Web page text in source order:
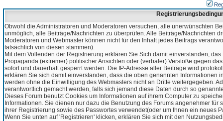
Obwohl die Administratoren und Moderatoren versuchen, alle unerwünschten
unmöglich, alle Beiträge/Nachrichten zu überprüfen. Alle Beiträge/Nachrichten
Moderatoren und Webmaster können nicht für den Inhalt jedes Beitrags
tatsächlich von diesen stammen).
Mit dem Vollenden der Registrierung erklären Sie Sich damit einverstanden,
Propaganda (extremer) politischer Ansichten oder (verbaler) Verstöße gegen
sofort und dauerhaft gesperrt werden. Die IP-Adresse aller Beiträge wird
erklären Sie sich damit einverstanden, dass die oben genannten Informationen
werden ohne die Einwilligung des Webmasters nicht an Dritte weitergegeben.
verantwortlich gemacht werden, falls sich jemand diese Daten durch so
Dieses Forum benutzt Cookies um Informationen auf ihrem Computer zu
Informationen. Sie dienen nur dazu die Benutzung des Forums angenehmer
ihrer Registrierung sowie des Passwortes verwendet(oder um Ihnen ein neues
Wenn Sie unten auf 'Registrieren' klicken, erklären Sie sich mit den